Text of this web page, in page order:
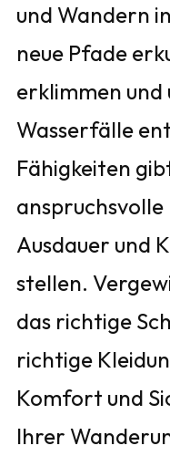
und Wandern
neue Pfade
erklimmen
Wasserfälle
Fähigkeiten
anspruchsvolle
Ausdauer und
stellen.
das richtige
richtige
Komfort und
Ihrer